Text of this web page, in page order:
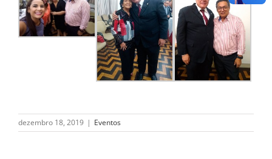
dezembro 18, 2019 | Eventos